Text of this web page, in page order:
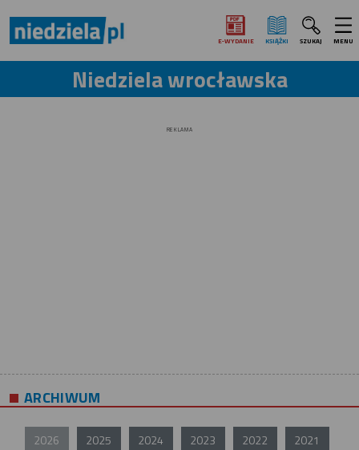
E‑WYDANIE KSIĄŻKI SZUKAJ MENU
Niedziela wrocławska
REKLAMA
ARCHIWUM
2026 2025 2024 2023 2022 2021